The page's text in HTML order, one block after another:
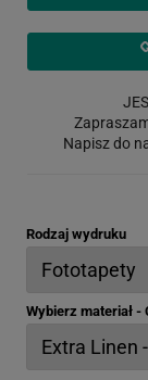
Napisz do
Rodzaj wydruku
Wybierz materiał